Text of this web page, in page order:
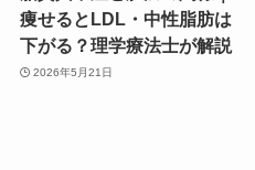
痩せるとLDL・中性脂肪は
下がる？理学療法士が解説
2026年5月21日